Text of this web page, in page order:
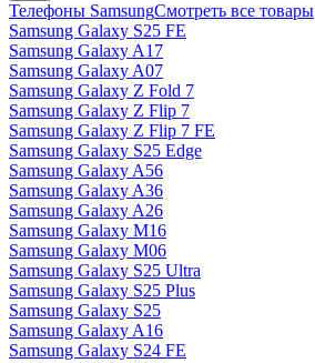
Телефоны SamsungСмотреть все товары
Samsung Galaxy S25 FE
Samsung Galaxy A17
Samsung Galaxy A07
Samsung Galaxy Z Fold 7
Samsung Galaxy Z Flip 7
Samsung Galaxy Z Flip 7 FE
Samsung Galaxy S25 Edge
Samsung Galaxy A56
Samsung Galaxy A36
Samsung Galaxy A26
Samsung Galaxy M16
Samsung Galaxy M06
Samsung Galaxy S25 Ultra
Samsung Galaxy S25 Plus
Samsung Galaxy S25
Samsung Galaxy A16
Samsung Galaxy S24 FE